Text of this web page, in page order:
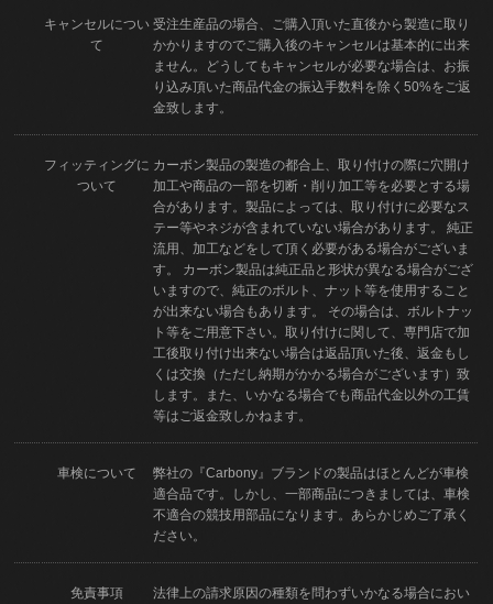
キャンセルについ
て
受注生産品の場合、ご購入頂いた直後から製造に取り
かかりますのでご購入後のキャンセルは基本的に出来
ません。どうしてもキャンセルが必要な場合は、お振
り込み頂いた商品代金の振込手数料を除く50%をご返
金致します。
フィッティングに
ついて
カーボン製品の製造の都合上、取り付けの際に穴開け
加工や商品の一部を切断・削り加工等を必要とする場
合があります。製品によっては、取り付けに必要なス
テー等やネジが含まれていない場合があります。 純正
流用、加工などをして頂く必要がある場合がございま
す。 カーボン製品は純正品と形状が異なる場合がござ
いますので、純正のボルト、ナット等を使用すること
が出来ない場合もあります。 その場合は、ボルトナッ
ト等をご用意下さい。取り付けに関して、専門店で加
工後取り付け出来ない場合は返品頂いた後、返金もし
くは交換（ただし納期がかかる場合がございます）致
します。また、いかなる場合でも商品代金以外の工賃
等はご返金致しかねます。
車検について
弊社の『Carbony』ブランドの製品はほとんどが車検
適合品です。しかし、一部商品につきましては、車検
不適合の競技用部品になります。あらかじめご了承く
ださい。
免責事項
法律上の請求原因の種類を問わずいかなる場合におい